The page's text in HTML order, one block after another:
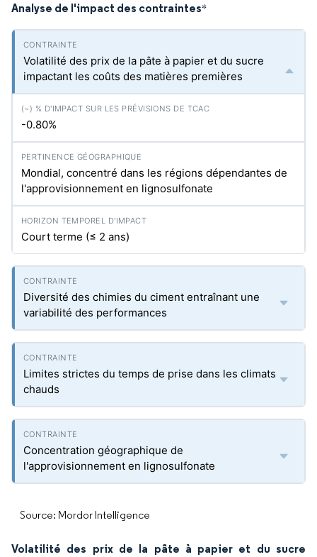
Analyse de l'impact des contraintes*
Volatilité des prix de la pâte à papier et du sucre
impactant les coûts des matières premières
-0.80%
Mondial, concentré dans les régions dépendantes de
l'approvisionnement en lignosulfonate
Court terme (≤ 2 ans)
Diversité des chimies du ciment entraînant une
variabilité des performances
Limites strictes du temps de prise dans les climats
chauds
Concentration géographique de
l'approvisionnement en lignosulfonate
Source: Mordor Intelligence
Volatilité des prix de la pâte à papier et du sucre